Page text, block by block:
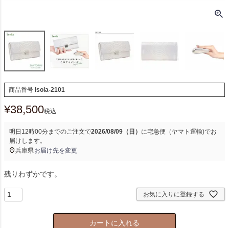
商品番号 isola-2101
¥38,500税込
明日 12時00分までのご注文で2026/08/09（日） に宅急便（ヤマト運輸)でお
届けします。
兵庫県お届け先を変更
残りわずかです。
お気に入りに登録する
カートに入れる